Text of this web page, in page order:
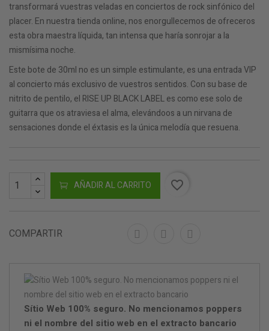
transformará vuestras veladas en conciertos de rock sinfónico del
placer. En nuestra tienda online, nos enorgullecemos de ofreceros
esta obra maestra líquida, tan intensa que haría sonrojar a la
mismísima noche.
Este bote de 30ml no es un simple estimulante, es una entrada VIP
al concierto más exclusivo de vuestros sentidos. Con su base de
nitrito de pentilo, el RISE UP BLACK LABEL es como ese solo de
guitarra que os atraviesa el alma, elevándoos a un nirvana de
sensaciones donde el éxtasis es la única melodía que resuena.
AÑADIR AL CARRITO favorite_border
COMPARTIR
Sítio Web 100% seguro. No mencionamos poppers
ni el nombre del sitio web en el extracto bancario